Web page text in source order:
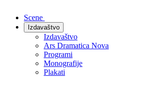
Scene
Izdavaštvo
Izdavaštvo
Ars Dramatica Nova
Programi
Monografije
Plakati